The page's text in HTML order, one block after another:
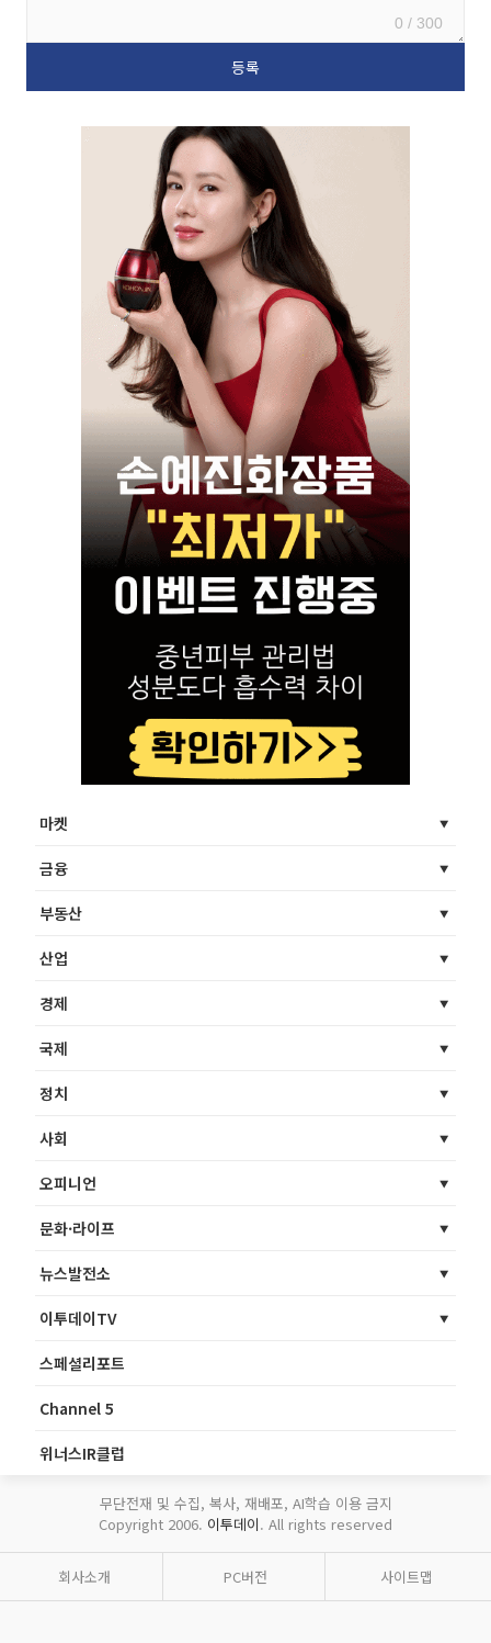
0 / 300
마켓
금융
부동산
산업
경제
국제
정치
사회
오피니언
문화·라이프
뉴스발전소
이투데이TV
스페셜리포트
Channel 5
위너스IR클럽
무단전재 및 수집, 복사, 재배포, AI학습 이용 금지
Copyright 2006. 이투데이. All rights reserved
회사소개 PC버전 사이트맵